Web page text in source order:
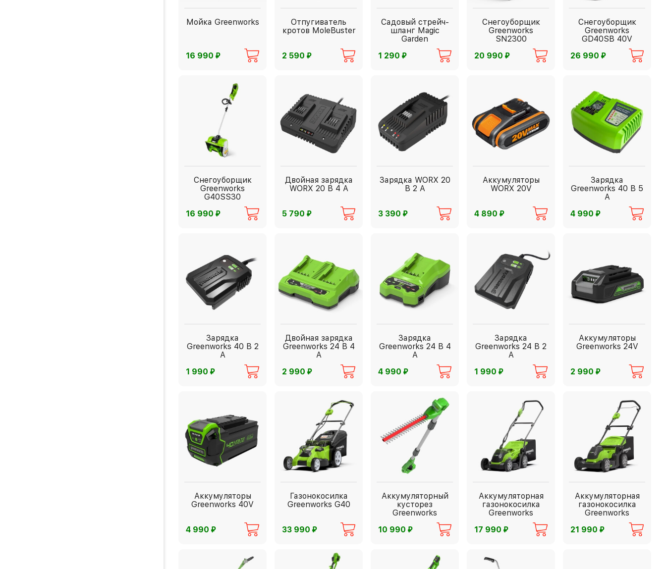
Мойка Greenworks
16 990 ⃏
Отпугиватель
кротов MoleBuster
2 590 ⃏
Садовый стрейч-
шланг Magic
Garden
1 290 ⃏
Снегоуборщик
Greenworks
SN2300
20 990 ⃏
Снегоуборщик
Greenworks
GD40SB 40V
26 990 ⃏
Снегоуборщик
Greenworks
G40SS30
16 990 ⃏
Двойная зарядка
WORX 20 В 4 А
5 790 ⃏
Зарядка WORX 20
В 2 А
3 390 ⃏
Аккумуляторы
WORX 20V
4 890 ⃏
Зарядка
Greenworks 40 В 5
А
4 990 ⃏
Зарядка
Greenworks 40 В 2
А
1 990 ⃏
Двойная зарядка
Greenworks 24 В 4
А
2 990 ⃏
Зарядка
Greenworks 24 В 4
А
4 990 ⃏
Зарядка
Greenworks 24 В 2
А
1 990 ⃏
Аккумуляторы
Greenworks 24V
2 990 ⃏
Аккумуляторы
Greenworks 40V
4 990 ⃏
Газонокосилка
Greenworks G40
33 990 ⃏
Аккумуляторный
кусторез
Greenworks
10 990 ⃏
Аккумуляторная
газонокосилка
Greenworks
17 990 ⃏
Аккумуляторная
газонокосилка
Greenworks
21 990 ⃏